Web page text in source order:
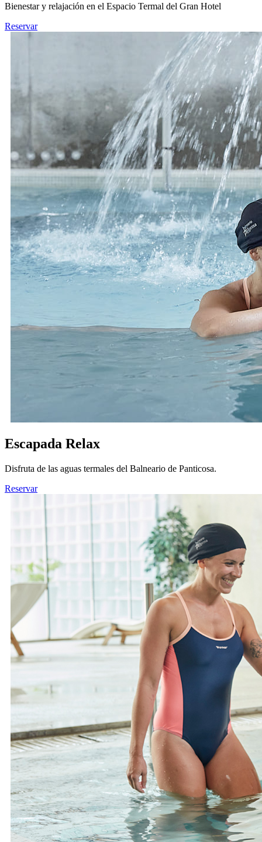
Bienestar y relajación en el Espacio Termal del Gran Hotel
Reservar
Escapada Relax
Disfruta de las aguas termales del Balneario de Panticosa.
Reservar